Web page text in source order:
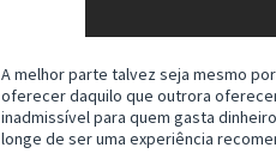
A melhor parte talvez seja mesmo
oferecer daquilo que outrora
inadmissível para quem gasta
longe de ser uma experiência